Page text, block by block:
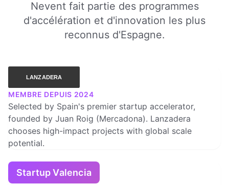
Nevent fait partie des programmes
d'accélération et d'innovation les plus
reconnus d'Espagne.
MEMBRE DEPUIS 2024
Selected by Spain's premier startup accelerator,
founded by Juan Roig (Mercadona). Lanzadera
chooses high-impact projects with global scale
potential.
Startup Valencia